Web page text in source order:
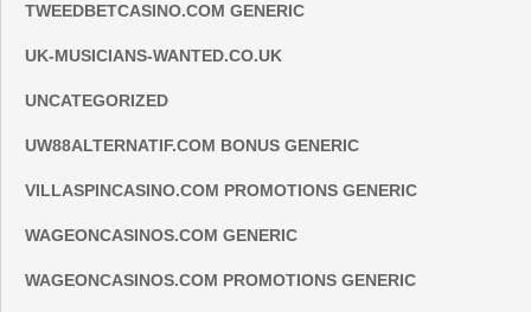
TWEEDBETCASINO.COM GENERIC
UK-MUSICIANS-WANTED.CO.UK
UNCATEGORIZED
UW88ALTERNATIF.COM BONUS GENERIC
VILLASPINCASINO.COM PROMOTIONS GENERIC
WAGEONCASINOS.COM GENERIC
WAGEONCASINOS.COM PROMOTIONS GENERIC